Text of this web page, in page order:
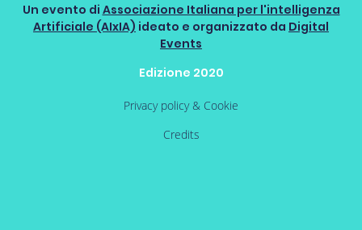
Un evento di Associazione Italiana per l'intelligenza
Artificiale (AIxIA) ideato e organizzato da Digital
Events
Edizione 2020
Privacy policy & Cookie
Credits